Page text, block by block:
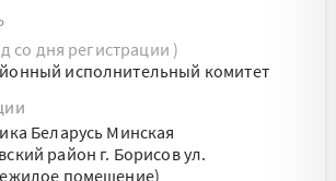
со дня регистрации )
исполнительный комитет
Беларусь Минская
район г. Борисов ул.
помещение)